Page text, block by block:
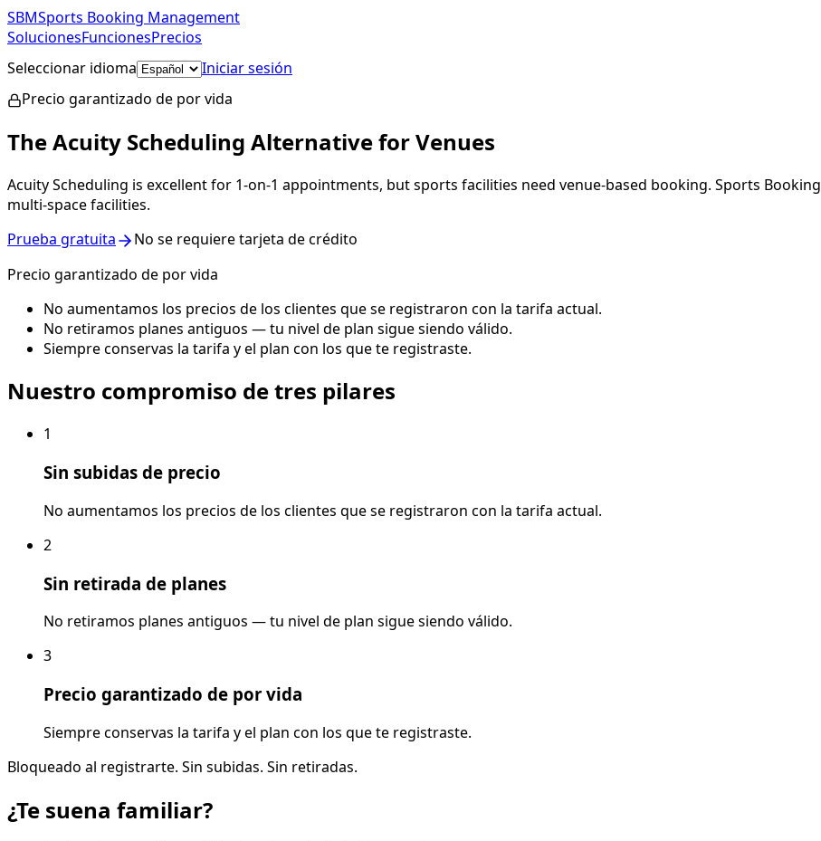
SBMSports Booking Management
SolucionesFuncionesPrecios
Seleccionar idioma
Iniciar sesión
Precio garantizado de por vida
The Acuity Scheduling Alternative for Venues
Acuity Scheduling is excellent for 1-on-1 appointments, but sports facilities need venue-based booking. Sports
multi-space facilities.
Prueba gratuita
No se requiere tarjeta de crédito
Precio garantizado de por vida
No aumentamos los precios de los clientes que se registraron con la tarifa actual.
No retiramos planes antiguos — tu nivel de plan sigue siendo válido.
Siempre conservas la tarifa y el plan con los que te registraste.
Nuestro compromiso de tres pilares
1
Sin subidas de precio
No aumentamos los precios de los clientes que se registraron con la tarifa actual.
2
Sin retirada de planes
No retiramos planes antiguos — tu nivel de plan sigue siendo válido.
3
Precio garantizado de por vida
Siempre conservas la tarifa y el plan con los que te registraste.
Bloqueado al registrarte. Sin subidas. Sin retiradas.
¿Te suena familiar?